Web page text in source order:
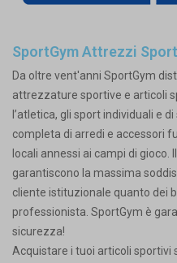
SportGym Attrezzi
Da oltre vent'anni SportGym
attrezzature sportive e articoli
l’atletica, gli sport individuali e
completa di arredi e accessori
locali annessi ai campi di
garantiscono la massima
cliente istituzionale quanto dei
professionista. SportGym è
sicurezza!
Acquistare i tuoi articoli sportivi